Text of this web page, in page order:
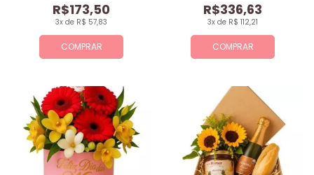
COMPRAR
3x de R$ 57,83
R$173,50
COMPRAR
3x de R$ 112,21
R$336,63